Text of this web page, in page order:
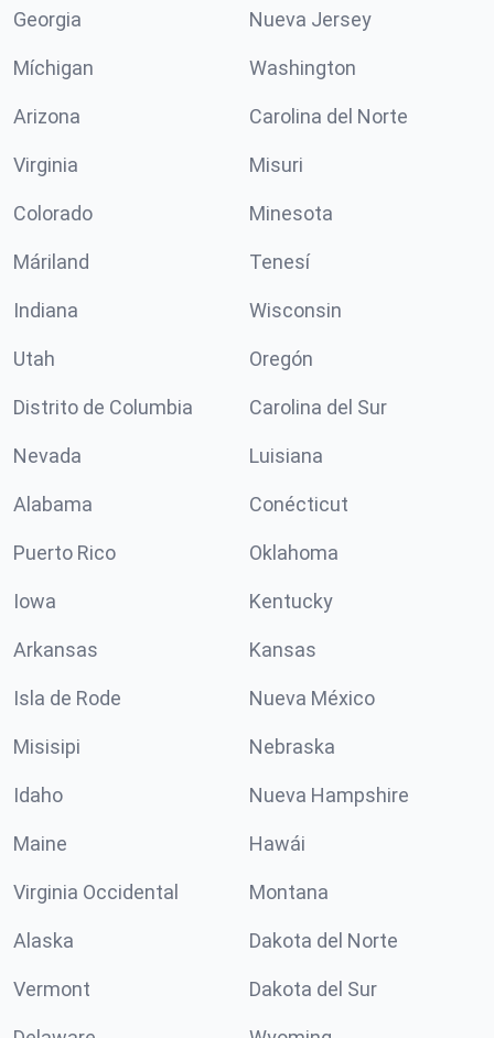
Georgia Nueva Jersey
Míchigan Washington
Arizona Carolina del Norte
Virginia Misuri
Colorado Minesota
Máriland Tenesí
Indiana Wisconsin
Utah Oregón
Distrito de Columbia Carolina del Sur
Nevada Luisiana
Alabama Conécticut
Puerto Rico Oklahoma
Iowa Kentucky
Arkansas Kansas
Isla de Rode Nueva México
Misisipi Nebraska
Idaho Nueva Hampshire
Maine Hawái
Virginia Occidental Montana
Alaska Dakota del Norte
Vermont Dakota del Sur